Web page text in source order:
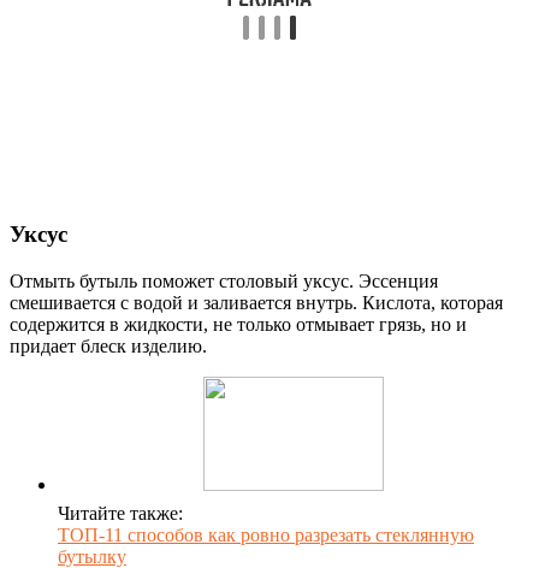
Уксус
Отмыть бутыль поможет столовый уксус. Эссенция
смешивается с водой и заливается внутрь. Кислота, которая
содержится в жидкости, не только отмывает грязь, но и
придает блеск изделию.
Читайте также:
ТОП-11 способов как ровно разрезать стеклянную
бутылку